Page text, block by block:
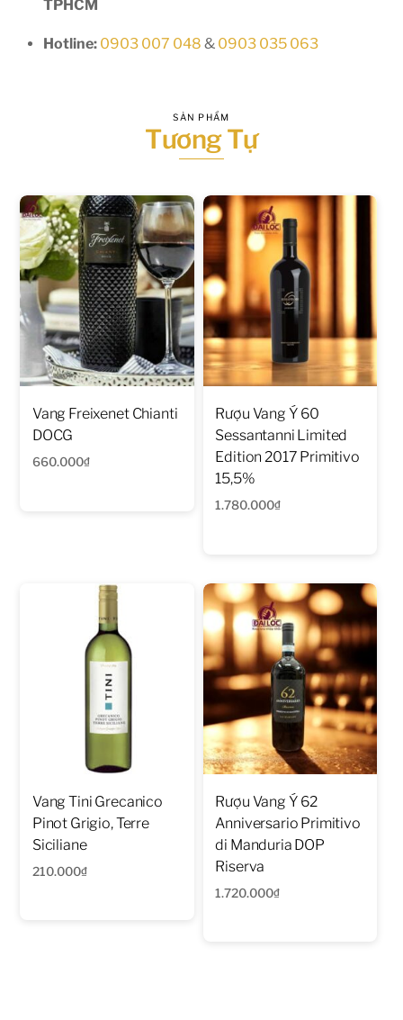
TPHCM
Hotline: 0903 007 048 & 0903 035 063
SẢN PHẨM
Tương Tự
Vang Freixenet Chianti
DOCG
660.000₫
Rượu Vang Ý 60
Sessantanni Limited
Edition 2017 Primitivo
15,5%
1.780.000₫
Vang Tini Grecanico
Pinot Grigio, Terre
Siciliane
210.000₫
Rượu Vang Ý 62
Anniversario Primitivo
di Manduria DOP
Riserva
1.720.000₫